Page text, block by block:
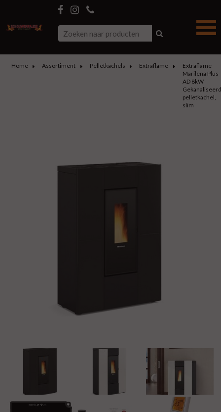
Home Assortiment Pelletkachels Extraflame
Extraflame
Marilena Plus
AD 8kW
pelletkachel,
slim